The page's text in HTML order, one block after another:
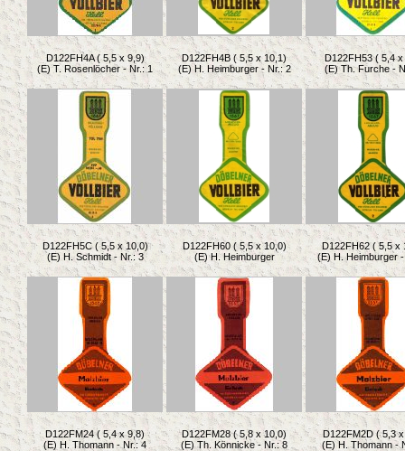
D122FH4A ( 5,5 x 9,9)
(E) T. Rosenlöcher - Nr.: 1
D122FH4B ( 5,5 x 10,1)
(E) H. Heimburger - Nr.: 2
D122FH53 ( 5,4 x
(E) Th. Furche -
D122FH5C ( 5,5 x 10,0)
(E) H. Schmidt - Nr.: 3
D122FH60 ( 5,5 x 10,0)
(E) H. Heimburger
D122FH62 ( 5,5 x
(E) H. Heimburger
D122FM24 ( 5,4 x 9,8)
(E) H. Thomann - Nr.: 4
D122FM28 ( 5,8 x 10,0)
(E) Th. Könnicke - Nr.: 8
D122FM2D ( 5,3
(E) H. Thomann -